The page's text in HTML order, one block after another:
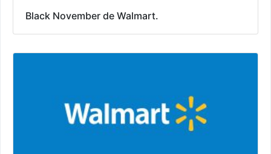
Black November de Walmart.